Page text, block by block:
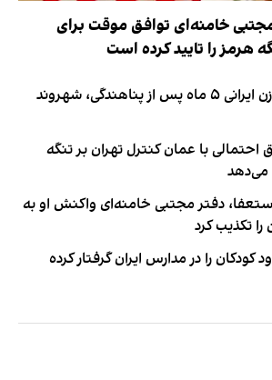
خامنه‌ای توافق موقت برای
هرمز را تایید کرده است
دو فوتبالیست زن ایرانی ۵ ماه پس از پناهندگی، شهروند
احتمالی با عمان کنترل تهران بر تنگه
می‌دهد
دفتر مجتبی خامنه‌ای واکنش او به
تکذیب کرد
کودکان را در مدارس ایران گرفتار کرده